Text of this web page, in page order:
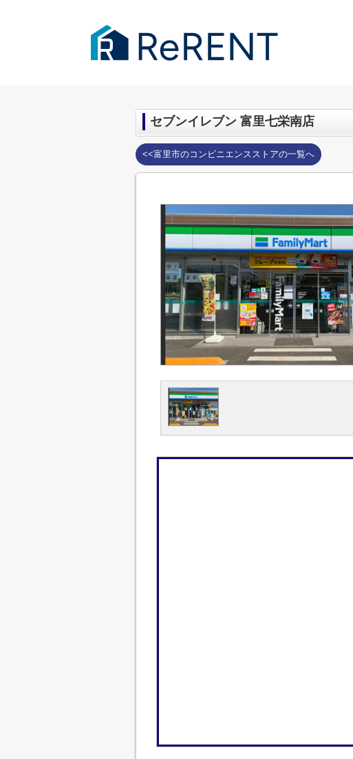
セブンイレブン 富里七栄南店
<<富里市のコンビニエンスストアの一覧へ